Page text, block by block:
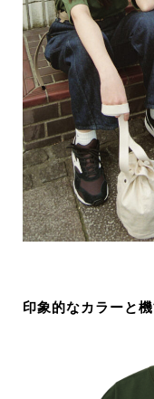
印象的なカラーと